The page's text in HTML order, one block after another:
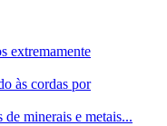
extremamente
às cordas por
minerais e metais...